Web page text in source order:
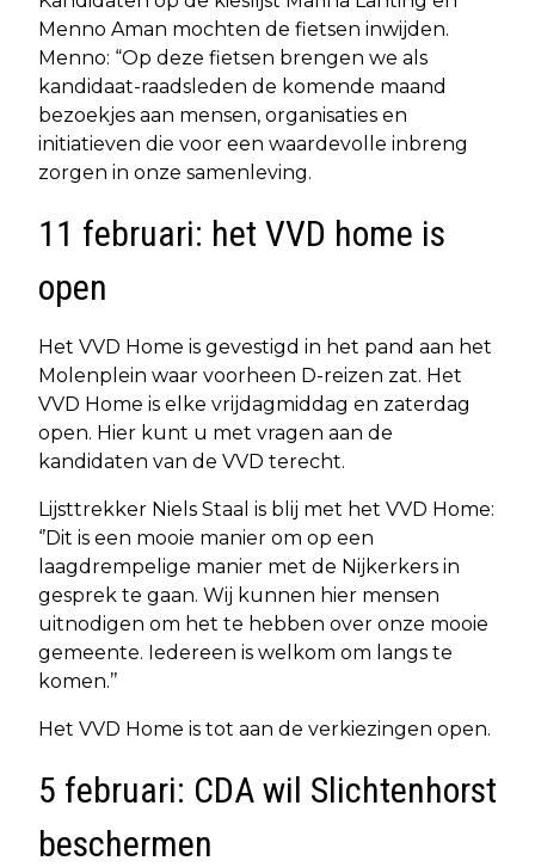
Menno Aman mochten de fietsen inwijden.
Menno: “Op deze fietsen brengen we als
kandidaat-raadsleden de komende maand
bezoekjes aan mensen, organisaties en
initiatieven die voor een waardevolle inbreng
zorgen in onze samenleving.
11 februari: het VVD home is
open
Het VVD Home is gevestigd in het pand aan het
Molenplein waar voorheen D-reizen zat. Het
VVD Home is elke vrijdagmiddag en zaterdag
open. Hier kunt u met vragen aan de
kandidaten van de VVD terecht.
Lijsttrekker Niels Staal is blij met het VVD Home:
‘’Dit is een mooie manier om op een
laagdrempelige manier met de Nijkerkers in
gesprek te gaan. Wij kunnen hier mensen
uitnodigen om het te hebben over onze mooie
gemeente. Iedereen is welkom om langs te
komen.’’
Het VVD Home is tot aan de verkiezingen open.
5 februari: CDA wil Slichtenhorst
beschermen